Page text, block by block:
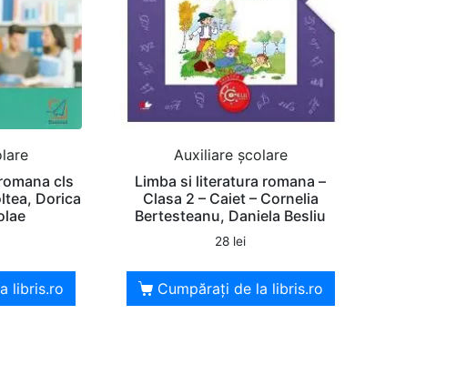
cls
Dorica
libris.ro
Auxiliare şcolare
Limba si literatura romana –
Clasa 2 – Caiet – Cornelia
Bertesteanu, Daniela Besliu
28 lei
Cumpărați de la libris.ro